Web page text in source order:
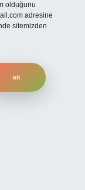
olduğunu
adresine
sitemizden